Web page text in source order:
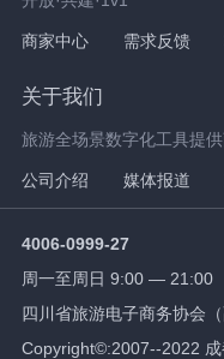
商家中心 需求反馈
关于我们
旅游全场景数字化工具提
公司介绍 媒体报道
4006-0999-27
周一至周日 9:00 — 21:00
四川省旅游电子商务协会
Copyright©:2007--2022